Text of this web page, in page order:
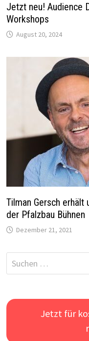
Jetzt neu! Audience
Workshops
August 20, 2024
Tilman Gersch
der Pfalzbau Bühnen
Dezember 21, 2021
Suchen
nach:
Jetzt für